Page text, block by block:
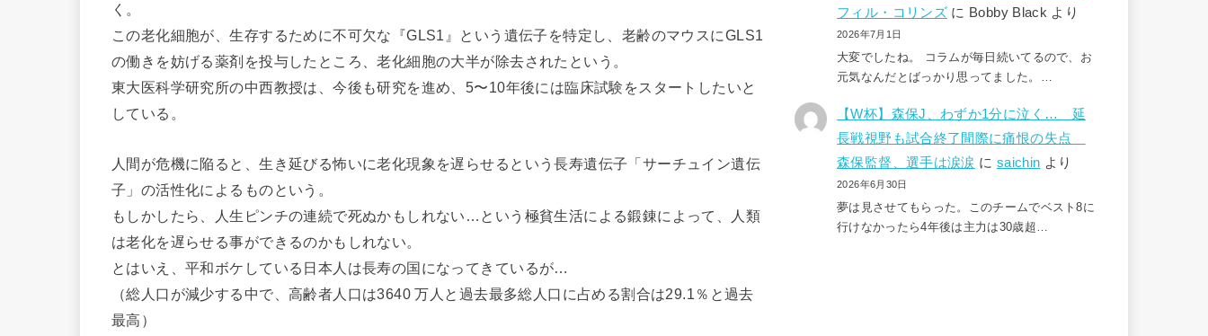
く。
この老化細胞が、生存するために不可欠な『GLS1』という遺伝子を特定し、老齢のマウスにGLS1
の働きを妨げる薬剤を投与したところ、老化細胞の大半が除去されたという。
東大医科学研究所の中西教授は、今後も研究を進め、5〜10年後には臨床試験をスタートしたいと
している。
人間が危機に陥ると、生き延びる怖いに老化現象を遅らせるという長寿遺伝子「サーチュイン遺伝
子」の活性化によるものという。
もしかしたら、人生ピンチの連続で死ぬかもしれない…という極貧生活による鍛錬によって、人類
は老化を遅らせる事ができるのかもしれない。
とはいえ、平和ボケしている日本人は長寿の国になってきているが…
（総人口が減少する中で、高齢者人口は3640 万人と過去最多総人口に占める割合は29.1％と過去
最高）
フィル・コリンズ に Bobby Black より
2026年7月1日
大変でしたね。 コラムが毎日続いてるので、お
元気なんだとばっかり思ってました。…
【W杯】森保J、わずか1分に泣く… 延
長戦視野も試合終了間際に痛恨の失点
森保監督、選手は涙涙 に saichin より
2026年6月30日
夢は見させてもらった。このチームでベスト8に
行けなかったら4年後は主力は30歳超…